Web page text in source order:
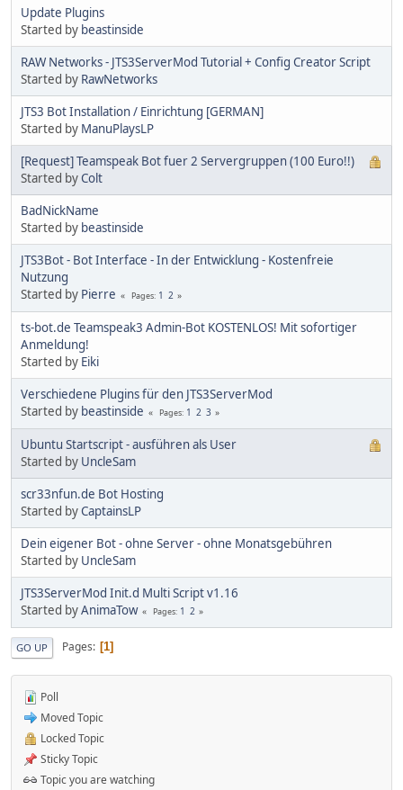
Update Plugins
Started by beastinside
RAW Networks - JTS3ServerMod Tutorial + Config Creator Script
Started by RawNetworks
JTS3 Bot Installation / Einrichtung [GERMAN]
Started by ManuPlaysLP
[Request] Teamspeak Bot fuer 2 Servergruppen (100 Euro!!)
Started byColt
BadNickName
Started by beastinside
JTS3Bot - Bot Interface - In der Entwicklung - Kostenfreie
Nutzung
Started by Pierre Pages 1 2
ts-bot.de Teamspeak3 Admin-Bot KOSTENLOS! Mit sofortiger
Anmeldung!
Started by Eiki
Verschiedene Plugins für den JTS3ServerMod
Started by beastinside Pages 1 2 3
Ubuntu Startscript - ausführen als User
Started by UncleSam
scr33nfun.de Bot Hosting
Started byCaptainsLP
Dein eigener Bot - ohne Server - ohne Monatsgebühren
Started by UncleSam
JTS3ServerMod Init.d Multi Script v1.16
Started byAnimaTow Pages 1 2
GO UP Pages 1
Poll
Moved Topic
Locked Topic
Sticky Topic
Topic you are watching